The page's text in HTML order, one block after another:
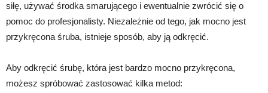
siłę, używać środka smarującego i ewentualnie zwrócić się o
pomoc do profesjonalisty. Niezależnie od tego, jak mocno jest
przykręcona śruba, istnieje sposób, aby ją odkręcić.
Aby odkręcić śrubę, która jest bardzo mocno przykręcona,
możesz spróbować zastosować kilka metod: